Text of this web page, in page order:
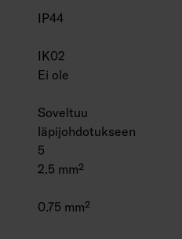
IP44
IK02
Ei ole
Soveltuu
läpijohdotukseen
5
2.5 mm²
0.75 mm²